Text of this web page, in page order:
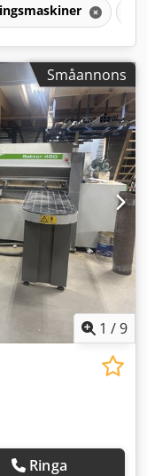
Småannons
1 /9
Ringa